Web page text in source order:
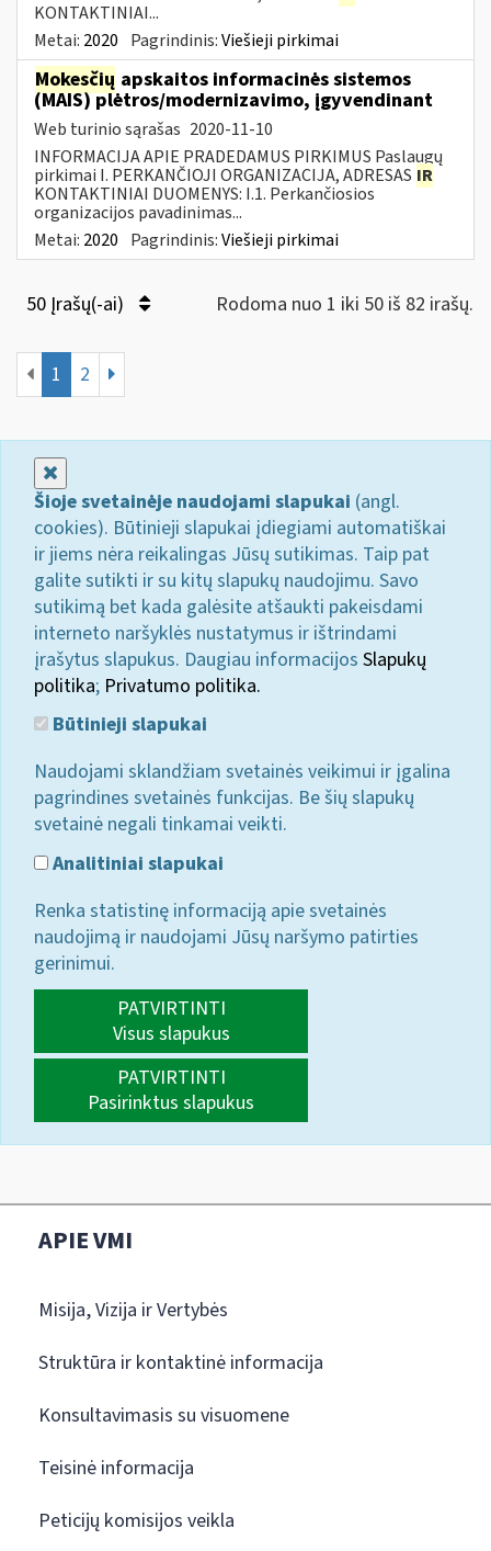
KONTAKTINIAI...
Metai: 2020 Pagrindinis:Viešieji pirkimai
Mokesčių apskaitos informacinės sistemos
(MAIS) plėtros/modernizavimo, įgyvendinant
Web turinio sąrašas 2020-11-10
INFORMACIJA APIE PRADEDAMUS PIRKIMUS Paslaugų
pirkimai I. PERKANČIOJI ORGANIZACIJA, ADRESAS IR
KONTAKTINIAI DUOMENYS: I.1. Perkančiosios
organizacijos pavadinimas...
Metai: 2020 Pagrindinis:Viešieji pirkimai
50 Įrašų(-ai) Rodoma nuo 1 iki 50 iš 82 irašų.
1 2
Šioje svetainėje naudojami slapukai (angl.
cookies). Būtinieji slapukai įdiegiami automatiškai
ir jiems nėra reikalingas Jūsų sutikimas. Taip pat
galite sutikti ir su kitų slapukų naudojimu. Savo
sutikimą bet kada galėsite atšaukti pakeisdami
interneto naršyklės nustatymus ir ištrindami
įrašytus slapukus. Daugiau informacijos Slapukų
politika; Privatumo politika.
Būtinieji slapukai
Naudojami sklandžiam svetainės veikimui ir įgalina
pagrindines svetainės funkcijas. Be šių slapukų
svetainė negali tinkamai veikti.
Analitiniai slapukai
Renka statistinę informaciją apie svetainės
naudojimą ir naudojami Jūsų naršymo patirties
gerinimui.
PATVIRTINTI
Visus slapukus
PATVIRTINTI
Pasirinktus slapukus
APIE VMI
Misija, Vizija ir Vertybės
Struktūra ir kontaktinė informacija
Konsultavimasis su visuomene
Teisinė informacija
Peticijų komisijos veikla